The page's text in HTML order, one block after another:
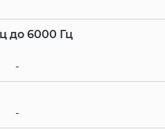
до 6000 Гц
-
-